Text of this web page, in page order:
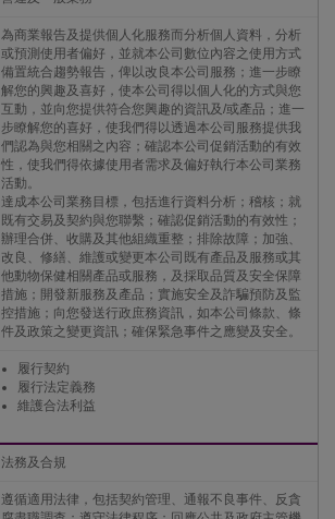
為商業報告及提供個人化服務而分析個人資料，分析
或預測使用者偏好，並就本公司數位內容之使用方式
備置統合趨勢報告，俾以改良本公司服務；進一步瞭
解您的興趣及喜好，使本公司得以個人化的方式與您
互動，並向您提供符合您興趣的資訊及/或產品；進一
步瞭解您的喜好，使我們得以透過本公司服務提供我
們認為與您相關之內容；確認本公司促銷活動的有效
性，使我們得依據使用者需求及偏好執行本公司業務
活動。
達成本公司業務目標，包括進行資料分析；稽核；就
既有交易及契約與您聯繫；確認促銷活動的有效性；
辦理合併、收購及其他組織重整；排除故障；加強、
改良、修繕、維護或變更本公司既有產品及服務或其
他動物保健相關產品或服務，及採取品質及安全保障
措施；開發新服務及產品；實施安全及詐騙預防及監
控措施；向您發送行政庶務資訊，如本公司條款、條
件及政策之變更資訊；確保緊急事件之應變及安全。
履行契約
履行法定義務
維護合法利益
法務及合規
遵循適用法律，包括契約管理、通報不良事件、反貪